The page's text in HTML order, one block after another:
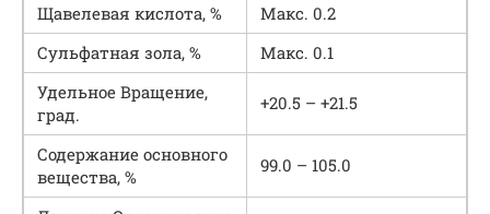
Щавелевая кислота, %
Макс. 0.2
Сульфатная зола, %
Макс. 0.1
Удельное Вращение,
град.
+20.5 – +21.5
Содержание основного
вещества, %
99.0 – 105.0